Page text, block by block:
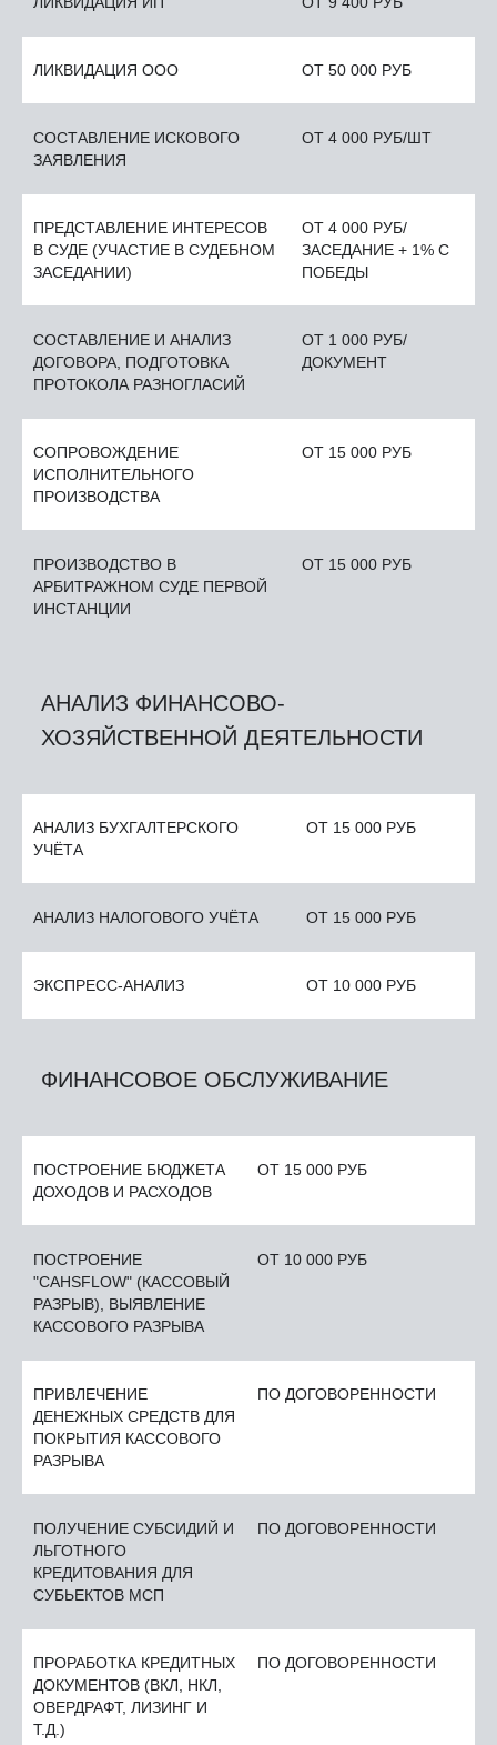
ЛИКВИДАЦИЯ ООО ОТ 50 000 РУБ
СОСТАВЛЕНИЕ ИСКОВОГО
ЗАЯВЛЕНИЯ
ОТ 4 000 РУБ/ШТ
ПРЕДСТАВЛЕНИЕ ИНТЕРЕСОВ
В СУДЕ (УЧАСТИЕ В СУДЕБНОМ
ЗАСЕДАНИИ)
ОТ 4 000 РУБ/
ЗАСЕДАНИЕ + 1% С
ПОБЕДЫ
СОСТАВЛЕНИЕ И АНАЛИЗ
ДОГОВОРА, ПОДГОТОВКА
ПРОТОКОЛА РАЗНОГЛАСИЙ
ОТ 1 000 РУБ/
ДОКУМЕНТ
СОПРОВОЖДЕНИЕ
ИСПОЛНИТЕЛЬНОГО
ПРОИЗВОДСТВА
ОТ 15 000 РУБ
ПРОИЗВОДСТВО В
АРБИТРАЖНОМ СУДЕ ПЕРВОЙ
ИНСТАНЦИИ
ОТ 15 000 РУБ
АНАЛИЗ ФИНАНСОВО-
ХОЗЯЙСТВЕННОЙ ДЕЯТЕЛЬНОСТИ
АНАЛИЗ БУХГАЛТЕРСКОГО
УЧЁТА
ОТ 15 000 РУБ
АНАЛИЗ НАЛОГОВОГО УЧЁТА ОТ 15 000 РУБ
ЭКСПРЕСС-АНАЛИЗ ОТ 10 000 РУБ
ФИНАНСОВОЕ ОБСЛУЖИВАНИЕ
ПОСТРОЕНИЕ БЮДЖЕТА
ДОХОДОВ И РАСХОДОВ
ОТ 15 000 РУБ
ПОСТРОЕНИЕ
"CAHSFLOW" (КАССОВЫЙ
РАЗРЫВ), ВЫЯВЛЕНИЕ
КАССОВОГО РАЗРЫВА
ОТ 10 000 РУБ
ПРИВЛЕЧЕНИЕ
ДЕНЕЖНЫХ СРЕДСТВ ДЛЯ
ПОКРЫТИЯ КАССОВОГО
РАЗРЫВА
ПО ДОГОВОРЕННОСТИ
ПОЛУЧЕНИЕ СУБСИДИЙ И
ЛЬГОТНОГО
КРЕДИТОВАНИЯ ДЛЯ
СУБЬЕКТОВ МСП
ПО ДОГОВОРЕННОСТИ
ПРОРАБОТКА КРЕДИТНЫХ
ДОКУМЕНТОВ (ВКЛ, НКЛ,
ОВЕРДРАФТ, ЛИЗИНГ И
Т.Д.)
ПО ДОГОВОРЕННОСТИ